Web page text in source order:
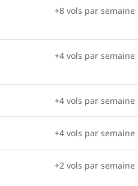
+8 vols par semaine
+4 vols par semaine
+4 vols par semaine
+4 vols par semaine
+2 vols par semaine